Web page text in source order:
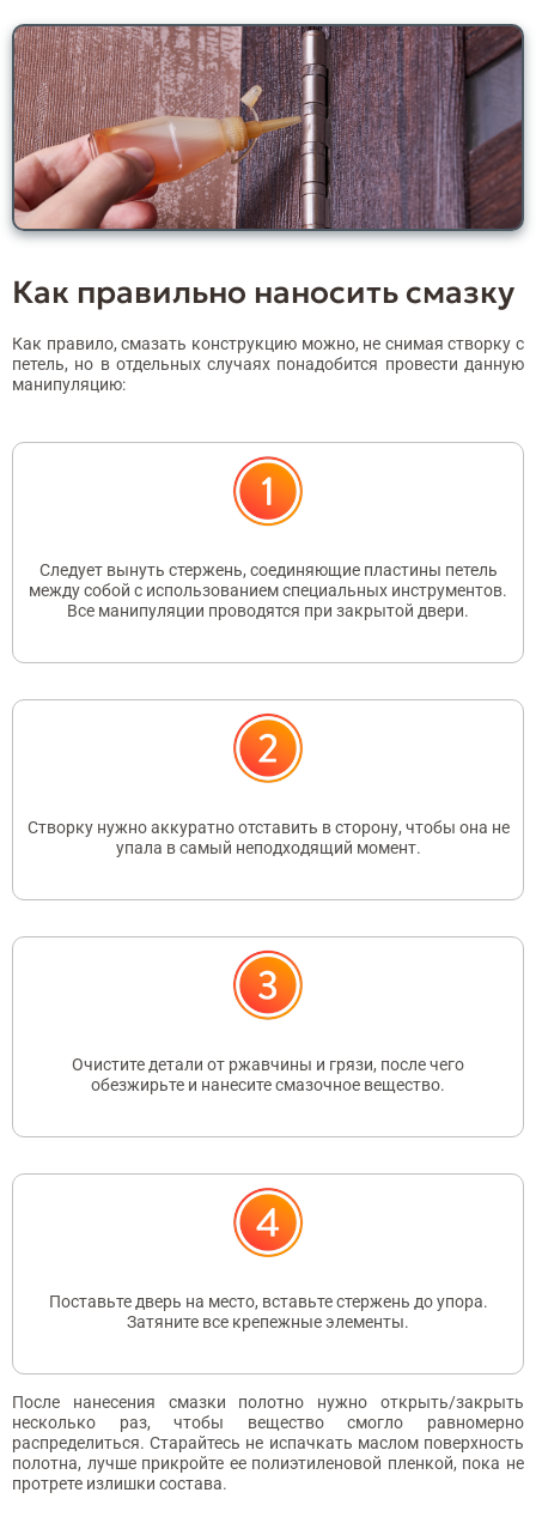
Как правильно наносить смазку
Как правило, смазать конструкцию можно, не снимая створку с
петель, но в отдельных случаях понадобится провести данную
манипуляцию:
Следует вынуть стержень, соединяющие пластины петель
между собой с использованием специальных инструментов.
Все манипуляции проводятся при закрытой двери.
Створку нужно аккуратно отставить в сторону, чтобы она не
упала в самый неподходящий момент.
Очистите детали от ржавчины и грязи, после чего
обезжирьте и нанесите смазочное вещество.
Поставьте дверь на место, вставьте стержень до упора.
Затяните все крепежные элементы.
После нанесения смазки полотно нужно открыть/закрыть
несколько раз, чтобы вещество смогло равномерно
распределиться. Старайтесь не испачкать маслом поверхность
полотна, лучше прикройте ее полиэтиленовой пленкой, пока не
протрете излишки состава.